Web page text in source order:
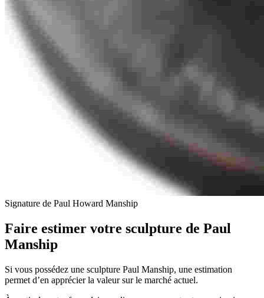
Signature de Paul Howard Manship
Faire estimer votre sculpture de Paul
Manship
Si vous possédez une sculpture Paul Manship, une estimation
permet d’en apprécier la valeur sur le marché actuel.